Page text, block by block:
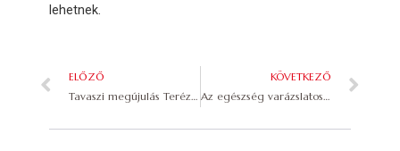
lehetnek.
ELŐZŐ
Tavaszi megújulás Terézia Mama kézműves gyógynövényes készítményeivel
KÖVETKEZŐ
Az egészség varázslatos fűszere: a zsálya